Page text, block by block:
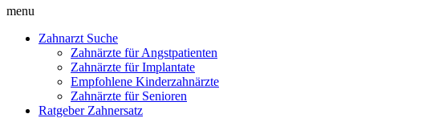
menu
Zahnarzt Suche
Zahnärzte für Angstpatienten
Zahnärzte für Implantate
Empfohlene Kinderzahnärzte
Zahnärzte für Senioren
Ratgeber Zahnersatz